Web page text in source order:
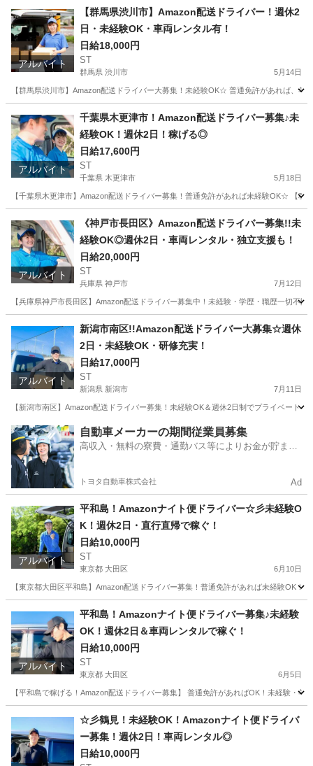
アルバイト
【群馬県渋川市】Amazon配送ドライバー！週休2
日・未経験OK・車両レンタル有！
日給18,000円
ST
群馬県 渋川市 5月14日
【群馬県渋川市】Amazon配送ドライバー大募集！未経験OK☆ 普通免許があれば、
ドライバー Amazon
アルバイト
千葉県木更津市！Amazon配送ドライバー募集♪未
経験OK！週休2日！稼げる◎
日給17,600円
ST
千葉県 木更津市 5月18日
【千葉県木更津市】Amazon配送ドライバー募集！普通免許があれば未経験OK☆ 【
ドライバー
アルバイト
《神戸市長田区》Amazon配送ドライバー募集!!未
経験OK◎週休2日・車両レンタル・独立支援も！
日給20,000円
ST
兵庫県 神戸市 7月12日
【兵庫県神戸市長田区】Amazon配送ドライバー募集中！未経験・学歴・職歴一切不
ドライバー Amazon
アルバイト
新潟市南区!!Amazon配送ドライバー大募集☆週休
2日・未経験OK・研修充実！
日給17,000円
ST
新潟県 新潟市 7月11日
【新潟市南区】Amazon配送ドライバー募集！未経験OK＆週休2日制でプライベート
新潟 新潟市 ドライバー Amazon
自動車メーカーの期間従業員募集
高収入・無料の寮費・通勤バス等によりお金が貯まり
トヨタ自動車株式会社 Ad
アルバイト
平和島！Amazonナイト便ドライバー☆彡未経験O
K！週休2日・直行直帰で稼ぐ！
日給10,000円
ST
東京都 大田区 6月10日
【東京都大田区平和島】Amazon配送ドライバー募集！普通免許があれば未経験OK
ドライバー Amazon
アルバイト
平和島！Amazonナイト便ドライバー募集♪未経験
OK！週休2日＆車両レンタルで稼ぐ！
日給10,000円
ST
東京都 大田区 6月5日
【平和島で稼げる！Amazon配送ドライバー募集】 普通免許があればOK！未経験
ドライバー Amazon
☆彡鶴見！未経験OK！Amazonナイト便ドライバ
ー募集！週休2日！車両レンタル◎
日給10,000円